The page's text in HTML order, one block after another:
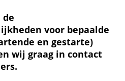
voor bepaalde
en gestarte)
wij graag in contact